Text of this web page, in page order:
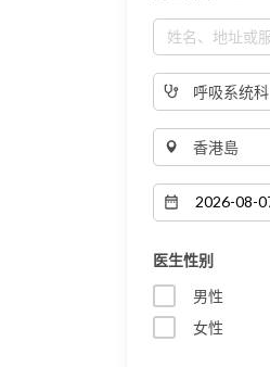
呼吸系统科
香港島
医生性别
男性
女性